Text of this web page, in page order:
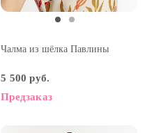
Чалма из шёлка Павлины
5 500 руб.
Предзаказ